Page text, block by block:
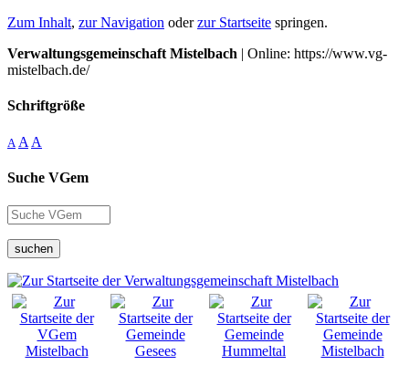
Zum Inhalt, zur Navigation oderzur Startseite springen.
Verwaltungsgemeinschaft Mistelbach | Online: https://www.vg-
mistelbach.de/
Schriftgröße
A A A
Suche VGem
suchen